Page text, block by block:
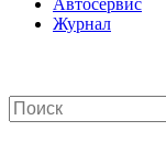
Журнал